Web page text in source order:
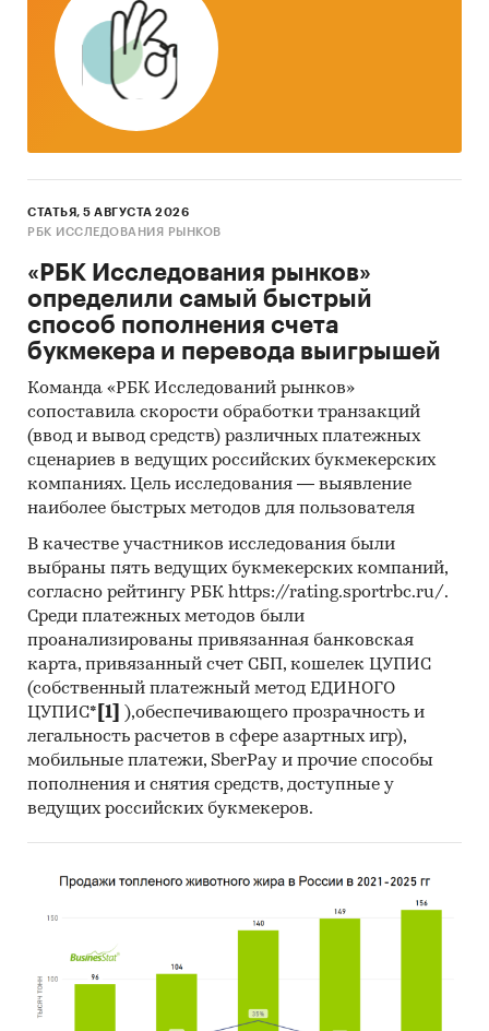
исследовании мы имеем дело именно с таким
случаем.
Анализа финансово-хозяйственной
деятельности производителей
открытых источников об их деятельности,
знаний о компаниях.
Интервью с производителями: также мы
провелиинтервью с производителямии
получили сведения как о них самих, так и о
деятельности их конкурентов.
Mystery-Shopping с производителями: кроме
того, информацию об объемах производства и
ценах мы получили, вступив впереговоры
производителямив завуалированной
форме(Mystery-Shopping) от имени
потенциального заказчика.
Мониторинг документов
: в качестве
основных методов анализа данных выступают
так называемые (1) Традиционный
(качественный) контент-анализ интервью и
документов и (2) Квантитативный
(количественный) анализ с применением
пакетов программ, к которым имеет доступ
наше агентство.
исследование). В общем виде целью
кабинетного исследования является
проанализировать ситуацию на рынке
деревянных противопожарных дверей и
получить (рассчитать) показатели,
характеризующие его состояние в настоящее
СТАТЬЯ, 5 АВГУСТА 2026
РБК ИССЛЕДОВАНИЯ РЫНКОВ
«РБК Исследования рынков»
определили самый быстрый
способ пополнения счета
букмекера и перевода выигрышей
Команда «РБК Исследований рынков»
сопоставила скорости обработки транзакций
(ввод и вывод средств) различных платежных
сценариев в ведущих российских букмекерских
компаниях. Цель исследования — выявление
наиболее быстрых методов для пользователя
В качестве участников исследования были
выбраны пять ведущих букмекерских компаний,
согласно рейтингу РБК https://rating.sportrbc.ru/.
Среди платежных методов были
проанализированы привязанная банковская
карта, привязанный счет СБП, кошелек ЦУПИС
(собственный платежный метод ЕДИНОГО
ЦУПИС* [1]
),обеспечивающего прозрачность и
легальность расчетов в сфере азартных игр),
мобильные платежи, SberPay и прочие способы
пополнения и снятия средств, доступные у
ведущих российских букмекеров.